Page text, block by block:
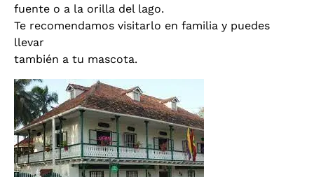
fuente o a la orilla del lago.
Te recomendamos visitarlo en familia y puedes
llevar
también a tu mascota.